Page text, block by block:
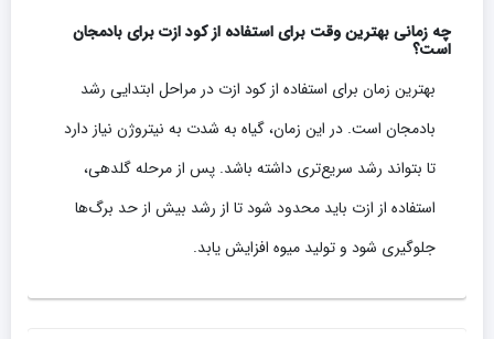
چه زمانی بهترین وقت برای استفاده از کود ازت برای بادمجان
است؟
بهترین زمان برای استفاده از کود ازت در مراحل ابتدایی رشد
بادمجان است. در این زمان، گیاه به شدت به نیتروژن نیاز دارد
تا بتواند رشد سریع‌تری داشته باشد. پس از مرحله گلدهی،
استفاده از ازت باید محدود شود تا از رشد بیش از حد برگ‌ها
جلوگیری شود و تولید میوه افزایش یابد.